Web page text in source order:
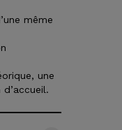
même
une